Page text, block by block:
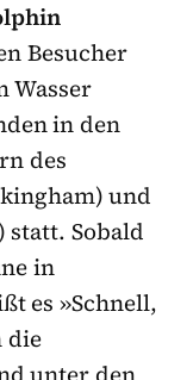
Besucher
Wasser
in den
des
und
statt. Sobald
in
es »Schnell,
die